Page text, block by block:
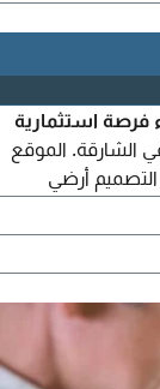
فرصة استثمارية
الشارقة. الموقع
8400 قدم مربع التصميم أرضي
والاعدادية
خارجية
للمواطنين أو